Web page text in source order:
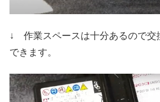
↓ 作業スペースは十分あるので交
できます。